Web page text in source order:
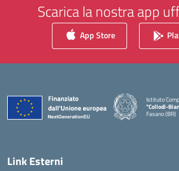
Scarica la nostra app
App Store
Istituto
"Collodi-
Fasano (BR)
Link Esterni